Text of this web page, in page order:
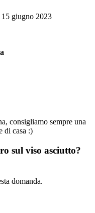
15 giugno 2023
consigliamo sempre una
di casa :)
sul viso asciutto?
domanda.